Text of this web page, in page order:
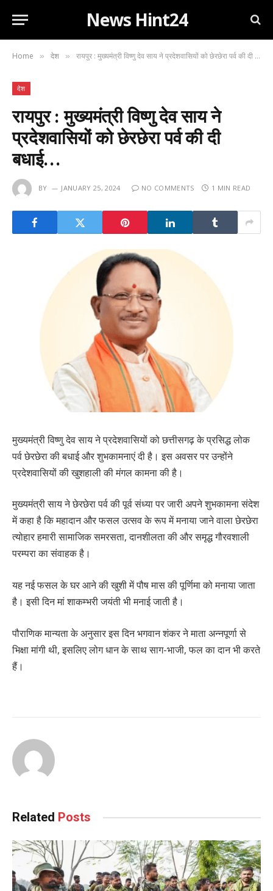
News Hint24
Home » देश » रायपुर : मुख्यमंत्री विष्णु देव साय ने प्रदेशवासियों को छेरछेरा पर्व की दी बधाई…
देश
रायपुर : मुख्यमंत्री विष्णु देव साय ने
प्रदेशवासियों को छेरछेरा पर्व की दी
बधाई…
BY JANUARY 25, 2024 NO COMMENTS 1 MIN READ
मुख्यमंत्री विष्णु देव साय ने प्रदेशवासियों को छत्तीसगढ़ के प्रसिद्ध लोक
पर्व छेरछेरा की बधाई और शुभकामनाएं दी है। इस अवसर पर उन्होंने
प्रदेशवासियों की खुशहाली की मंगल कामना की है।
मुख्यमंत्री साय ने छेरछेरा पर्व की पूर्व संध्या पर जारी अपने शुभकामना संदेश
में कहा है कि महादान और फसल उत्सव के रूप में मनाया जाने वाला छेरछेरा
त्योहार हमारी सामाजिक समरसता, दानशीलता की और समृद्ध गौरवशाली
परम्परा का संवाहक है।
यह नई फसल के घर आने की खुशी में पौष मास की पूर्णिमा को मनाया जाता
है। इसी दिन मां शाकम्भरी जयंती भी मनाई जाती है।
पौराणिक मान्यता के अनुसार इस दिन भगवान शंकर ने माता अन्नपूर्णा से
भिक्षा मांगी थी, इसलिए लोग धान के साथ साग-भाजी, फल का दान भी करते
हैं।
Related Posts